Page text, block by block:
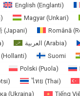
English (Englanti)
) Magyar(Unkari)
(Japani) Română(
) العربية (Arabia)
Hollanti) Suomi
Polski (Puola)
) ไทย (Thai)
(Ukraina) Tiếng